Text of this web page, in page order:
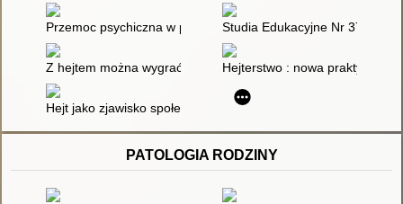
Przemoc psychiczna w przestrzeni publicznejStudia Edukacyjne Nr 37/2015
Z hejtem można wygrać : o sposobach reagowania na hejt i
Hejterstwo : nowa praktyka
Hejt jako zjawisko społeczne zaprzeczające grzeczności
PATOLOGIA RODZINY